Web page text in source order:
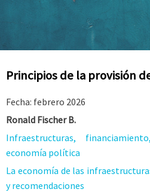
Principios de la provisión
Fecha: febrero 2026
Ronald Fischer B.
Infraestructuras,
economía política
La economía de las
y recomendaciones